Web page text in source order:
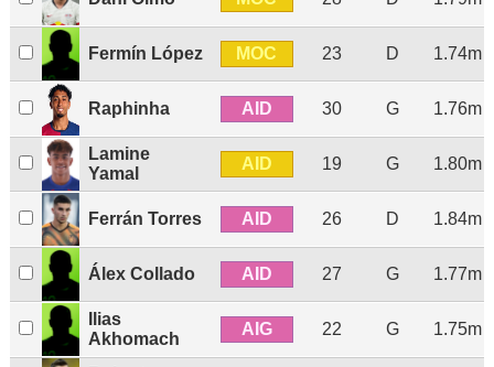
Fermín López MOC 23 D 1.74m
Raphinha AID 30 G 1.76m
Lamine
Yamal
AID 19 G 1.80m
Ferrán Torres AID 26 D 1.84m
Álex Collado AID 27 G 1.77m
Ilias
Akhomach
AIG 22 G 1.75m